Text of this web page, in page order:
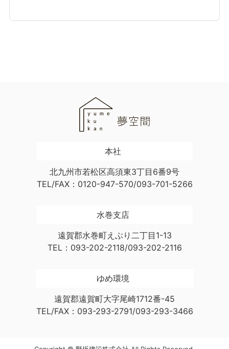
本社
北九州市若松区高須東3丁目6番9号
TEL/FAX：0120-947-570/093-701-5266
水巻支店
遠賀郡水巻町えぶり二丁目1-13
TEL：093-202-2118/093-202-2116
ゆめ環境
遠賀郡遠賀町大字尾崎1712番-45
TEL/FAX：093-293-2791/093-293-3466